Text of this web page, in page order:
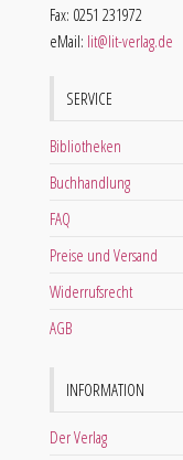
Fax: 0251 231972
eMail: lit@lit-verlag.de
SERVICE
Bibliotheken
Buchhandlung
FAQ
Preise und Versand
Widerrufsrecht
AGB
INFORMATION
Der Verlag